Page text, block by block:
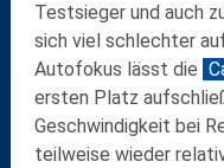
Testsieger und auch
sich viel schlechter
Autofokus lässt die
ersten Platz
Geschwindigkeit bei
teilweise wieder